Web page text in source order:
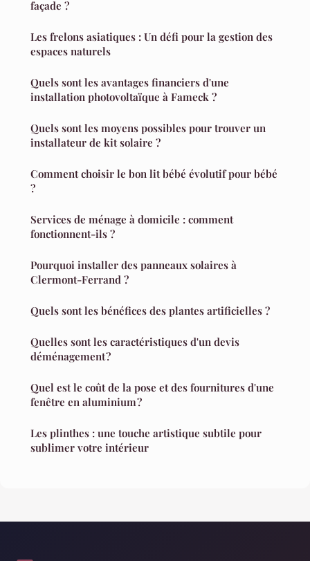
façade ?
Les frelons asiatiques : Un défi pour la gestion des
espaces naturels
Quels sont les avantages financiers d'une
installation photovoltaïque à Fameck ?
Quels sont les moyens possibles pour trouver un
installateur de kit solaire ?
Comment choisir le bon lit bébé évolutif pour bébé
?
Services de ménage à domicile : comment
fonctionnent-ils ?
Pourquoi installer des panneaux solaires à
Clermont-Ferrand ?
Quels sont les bénéfices des plantes artificielles ?
Quelles sont les caractéristiques d'un devis
déménagement ?
Quel est le coût de la pose et des fournitures d'une
fenêtre en aluminium ?
Les plinthes : une touche artistique subtile pour
sublimer votre intérieur